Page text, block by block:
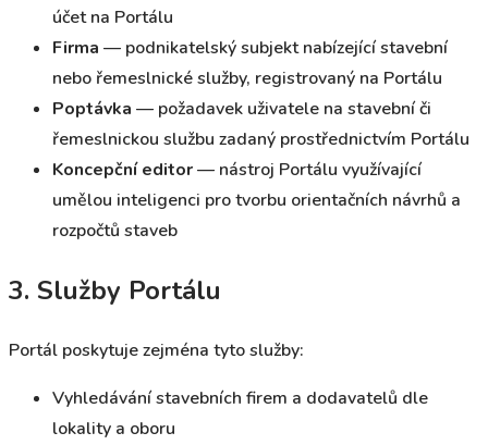
účet na Portálu
Firma — podnikatelský subjekt nabízející stavební
nebo řemeslnické služby, registrovaný na Portálu
Poptávka — požadavek uživatele na stavební či
řemeslnickou službu zadaný prostřednictvím Portálu
Koncepční editor— nástroj Portálu využívající
umělou inteligenci pro tvorbu orientačních návrhů a
rozpočtů staveb
3. Služby Portálu
Portál poskytuje zejména tyto služby:
Vyhledávání stavebních firem a dodavatelů dle
lokality a oboru